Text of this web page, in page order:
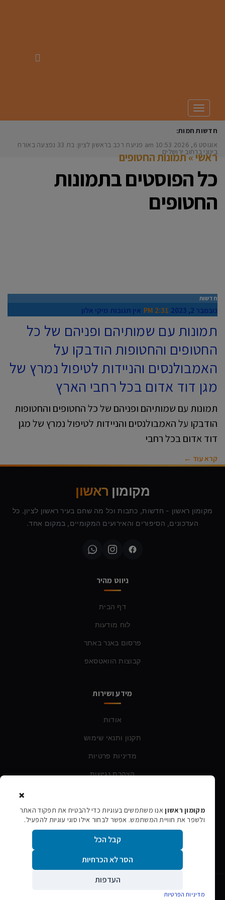
תפריט
חדשות חמות:
אוגוסט 6, 2026
10:53 am פגיעת רכב בראשון לציון: בת 33 נפצעה באורח
בינוני ברחוב ירושלים
ראשי»תמונות החטופים
כל הפוסטים בתמונות
החטופים
חדשות
נובמבר 2, 2023 2:31 PM אין תגובות מיקי אלון
תמונות עם שמותיהם ופניהם של כל
החטופים והחטופות הודבקו על
האמבולנסים והניידות לטיפול נמרץ של
מגן דוד אדום בכל רחבי הארץ
תמונות עם שמותיהם ופניהם של כל החטופים והחטופות
הודבקו על האמבולנסים והניידות לטיפול נמרץ של מגן
דוד אדום בכל רחבי
קרא עוד ←
מקומון ראשון
מקומון ראשון - חדשות, כתבות וכל מה שחם בעיר ראשון לציון. כל
העדכונים, הסיפורים והאירועים המקומיים, במקום אחד.
ניווט מהיר
דף הבית
לוח מודעות
פרסום באנר באתר
קבוצות הוואטסאפ
מידע ושירות
אודות
תקנון ותנאי שימוש
מדיניות פרטיות
הצהרת נגישות
צרו קשר
טלפון: 054-760-6388
×
מקומון ראשוןאנו משתמשים בעוגיות כדי להבטיח את תפקוד האתר
ולשפר את חוויית המשתמש. אפשר לבחור אילו סוגי עוגיות להפעיל.
קבל הכל
הסר לא הכרחיות
העדפות
מדיניות הפרטיות